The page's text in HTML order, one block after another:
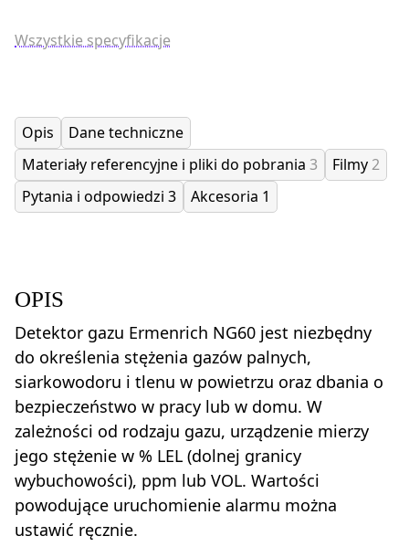
Wszystkie specyfikacje
Opis
Dane techniczne
Materiały referencyjne i pliki do pobrania 3 Filmy 2
Pytania i odpowiedzi 3 Akcesoria 1
OPIS
Detektor gazu Ermenrich NG60 jest niezbędny
do określenia stężenia gazów palnych,
siarkowodoru i tlenu w powietrzu oraz dbania o
bezpieczeństwo w pracy lub w domu. W
zależności od rodzaju gazu, urządzenie mierzy
jego stężenie w % LEL (dolnej granicy
wybuchowości), ppm lub VOL. Wartości
powodujące uruchomienie alarmu można
ustawić ręcznie.